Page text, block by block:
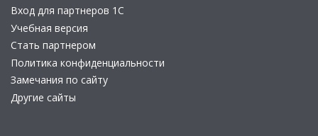
Вход для партнеров 1С
Учебная версия
Стать партнером
Политика конфиденциальности
Замечания по сайту
Другие сайты